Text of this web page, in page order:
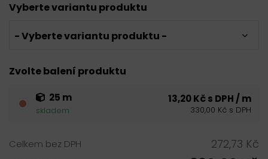
Vyberte variantu produktu
- Vyberte variantu produktu -
Zvolte balení produktu
25 m
skladem
13,20 Kč s DPH / m
330,00 Kč s DPH
Celkem bez DPH 272,73 Kč